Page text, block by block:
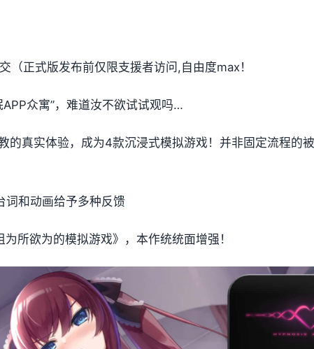
正式版发布前仅限支援者访问,自由度max！
众寓”，难道汝不欲试试观吗…
的真实体验，成为4款沉浸式模拟游戏！并非固定流程的
词和动画给予多种反馈
所欲为的模拟游戏》，本作统统面增强！